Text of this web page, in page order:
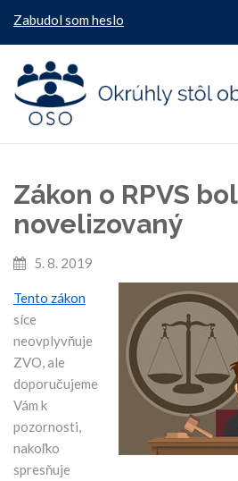
Zabudol som heslo
Zákon o RPVS bol
novelizovaný
5. 8. 2019
Tento zákon
síce
neovplyvňuje
ZVO, ale
doporučujeme
Vám k
pozornosti,
nakoľko
spresňuje